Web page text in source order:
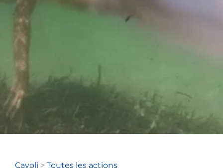
Cayoli > Toutes les actions